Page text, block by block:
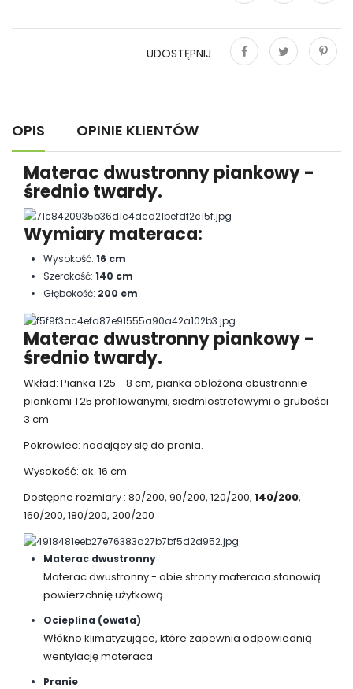
UdostępnijTweetuj Pinterest
UDOSTĘPNIJ
UdostępnijTweetuj Pinterest
OPIS OPINIE KLIENTÓW
Materac dwustronny piankowy -
średnio twardy.
Wymiary materaca:
Wysokość: 16 cm
Szerokość: 140 cm
Głębokość: 200 cm
Materac dwustronny piankowy -
średnio twardy.
Wkład: Pianka T25 - 8 cm, pianka obłożona obustronnie
piankami T25 profilowanymi, siedmiostrefowymi o grubości
3 cm.
Pokrowiec: nadający się do prania.
Wysokość: ok. 16 cm
Dostępne rozmiary : 80/200, 90/200, 120/200, 140/200,
160/200, 180/200, 200/200
Materac dwustronny
Materac dwustronny - obie strony materaca stanowią
powierzchnię użytkową.
Ocieplina (owata)
Włókno klimatyzujące, które zapewnia odpowiednią
wentylację materaca.
Pranie